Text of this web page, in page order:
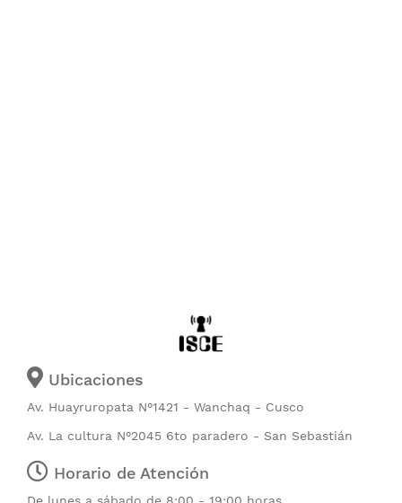
Ubicaciones
Av. Huayruropata N°1421 - Wanchaq - Cusco
Av. La cultura N°2045 6to paradero - San Sebastián
Horario de Atención